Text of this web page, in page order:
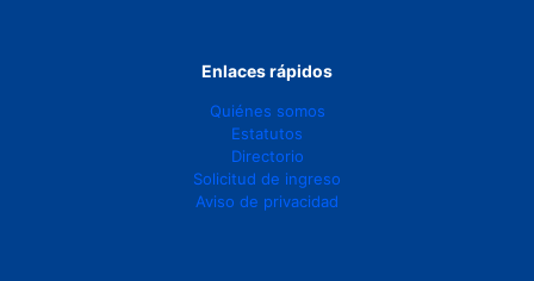
Enlaces rápidos
Quiénes somos
Estatutos
Directorio
Solicitud de ingreso
Aviso de privacidad